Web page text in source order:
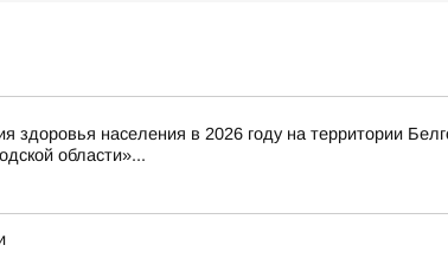
здоровья населения в 2026 году на территории
области»...